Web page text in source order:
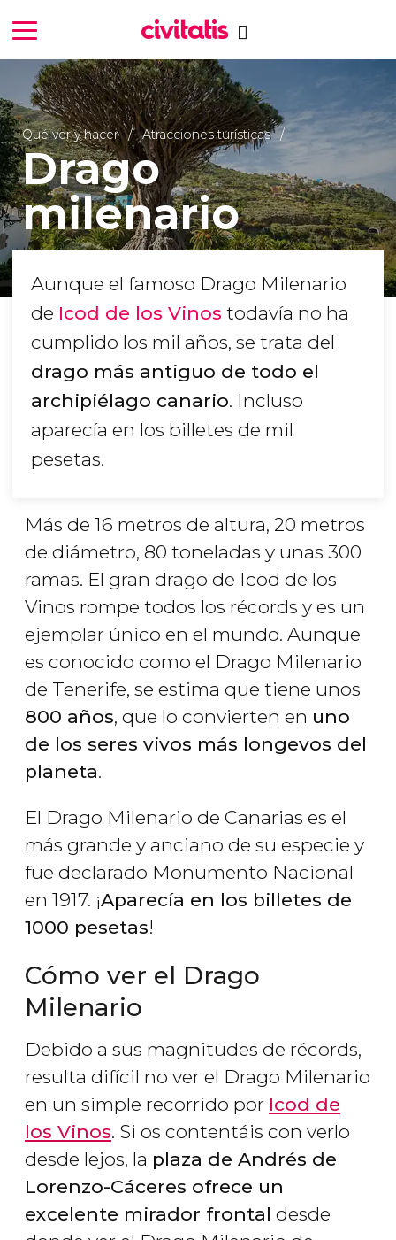
Qué ver y hacer Atracciones turísticas
Drago
milenario
Aunque el famoso Drago Milenario
de Icod de los Vinos todavía no ha
cumplido los mil años, se trata del
drago más antiguo de todo el
archipiélago canario. Incluso
aparecía en los billetes de mil
pesetas.
Más de 16 metros de altura, 20 metros
de diámetro, 80 toneladas y unas 300
ramas. El gran drago de Icod de los
Vinos rompe todos los récords y es un
ejemplar único en el mundo. Aunque
es conocido como el Drago Milenario
de Tenerife, se estima que tiene unos
800 años, que lo convierten en uno
de los seres vivos más longevos del
planeta.
El Drago Milenario de Canarias es el
más grande y anciano de su especie y
fue declarado Monumento Nacional
en 1917. ¡Aparecía en los billetes de
1000 pesetas!
Cómo ver el Drago
Milenario
Debido a sus magnitudes de récords,
resulta difícil no ver el Drago Milenario
en un simple recorrido por Icod de
los Vinos. Si os contentáis con verlo
desde lejos, la plaza de Andrés de
Lorenzo-Cáceres ofrece un
excelente mirador frontal desde